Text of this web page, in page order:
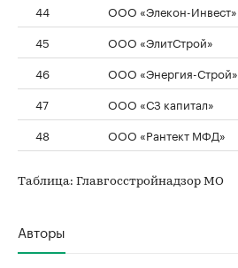
44
ООО «Элекон-Инвест»
45
ООО «ЭлитСтрой»
46
ООО «Энергия-Строй»
47
ООО «СЗ капитал»
48
ООО «Рантект МФД»
Таблица: Главгосстройнадзор МО
Авторы